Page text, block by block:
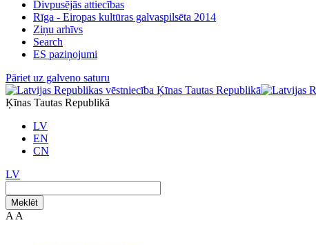
Divpusējās attiecības
Rīga - Eiropas kultūras galvaspilsēta 2014
Ziņu arhīvs
Search
ES paziņojumi
Pāriet uz galveno saturu
Ķīnas Tautas Republikā
LV
EN
CN
LV
Meklēt
A A